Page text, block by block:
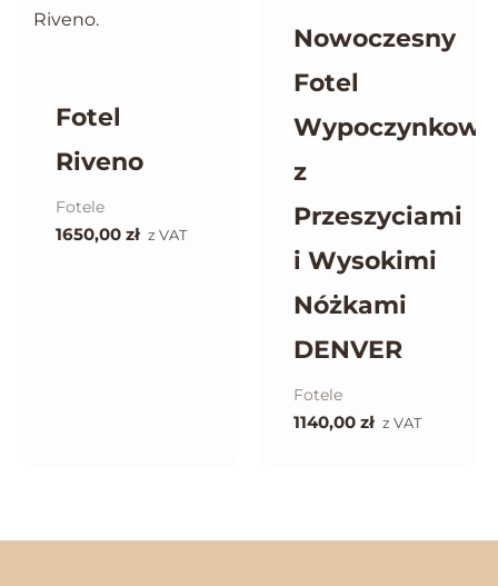
Fotel
Riveno
Fotele
1650,00 zł z VAT
Nowoczesny
Fotel
Wypoczynkowy
z
Przeszyciami
i Wysokimi
Nóżkami
DENVER
Fotele
1140,00 zł z VAT